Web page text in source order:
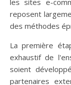
les sites e-
reposent
des méthodes
La première
exhaustif de
soient
partenaires